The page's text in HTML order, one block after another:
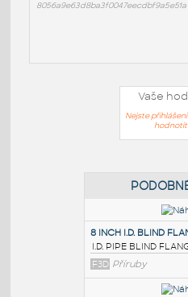
8056a9e63d8ba3f0047eecdbf9a5e51a
Vaše
Nejste
hodnotit